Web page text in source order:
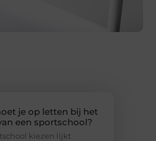
je op letten bij het
een sportschool?
kiezen lijkt